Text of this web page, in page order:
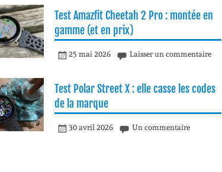
Test Amazfit Cheetah 2 Pro : montée en
gamme (et en prix)
25 mai 2026 Laisser un commentaire
Test Polar Street X : elle casse les codes
de la marque
30 avril 2026 Un commentaire